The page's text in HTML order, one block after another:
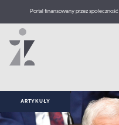
Portal finansowany przez społeczność
ARTYKUŁY